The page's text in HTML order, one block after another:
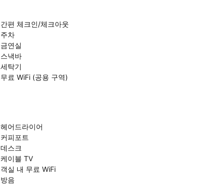
간편 체크인/체크아웃
주차
금연실
스낵바
세탁기
무료 WiFi (공용 구역)
헤어드라이어
커피포트
데스크
케이블 TV
객실 내 무료 WiFi
방음